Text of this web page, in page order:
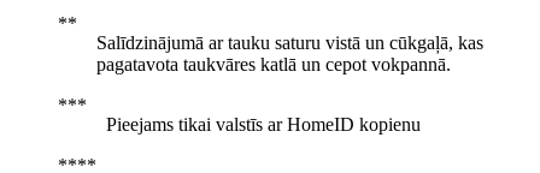
Salīdzinājumā ar tauku saturu vistā un cūkgaļā, kas
pagatavota taukvāres katlā un cepot vokpannā.
Pieejams tikai valstīs ar HomeID kopienu